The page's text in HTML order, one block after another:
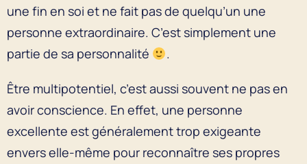
une fin en soi et ne fait pas de quelqu’un une
personne extraordinaire. C’est simplement une
partie de sa personnalité
.
Être multipotentiel, c’est aussi souvent ne pas en
avoir conscience. En effet, une personne
excellente est généralement trop exigeante
envers elle-même pour reconnaître ses propres